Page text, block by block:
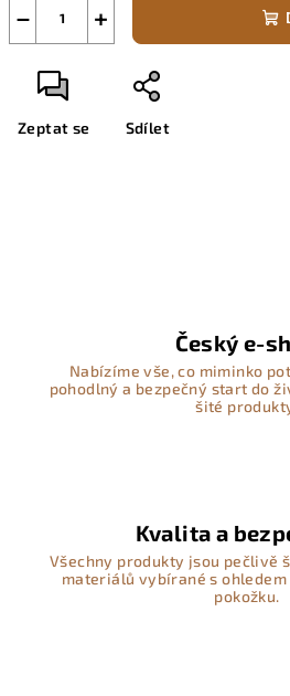
+
−
Zeptat se Sdílet
Český e-
Nabízíme vše, co miminko
pohodlný a bezpečný start do
šité
Kvalita a
Všechny produkty jsou pečlivě
materiálů vybírané s
pokožku.